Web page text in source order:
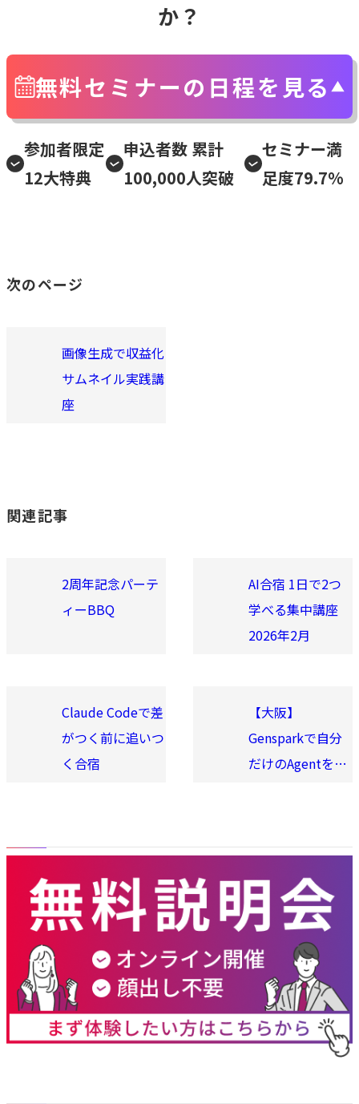
か？
無料セミナーの日程を見る
参加者限定
12大特典
申込者数 累計
100,000人突破
セミナー満
足度79.7%
次のページ
画像生成で収益化
サムネイル実践講
座
関連記事
2周年記念パーテ
ィーBBQ
AI合宿 1日で2つ
学べる集中講座
2026年2月
Claude Codeで差
がつく前に追いつ
く合宿
【大阪】
Gensparkで自分
だけのAgentを作